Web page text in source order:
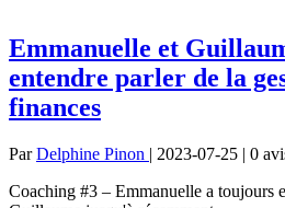
Emmanuelle et
entendre parler de la
finances
ParDelphine Pinon | 2023-07-25 | 0
Coaching #3 – Emmanuelle a toujours